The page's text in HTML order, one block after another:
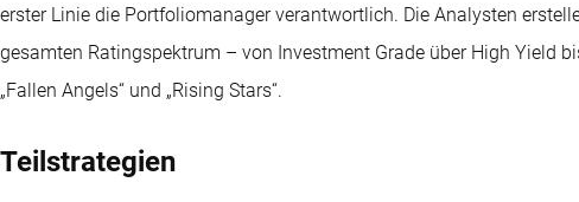
erster Linie die Portfoliomanager verantwortlich. Die Analysten
gesamten Ratingspektrum – von Investment Grade über High Yield
„Fallen Angels“ und „Rising Stars“.
Teilstrategien